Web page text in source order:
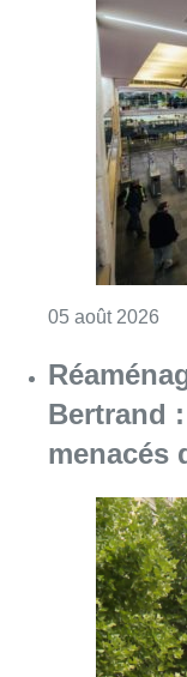
05 août 2026
Bertrand
menacés